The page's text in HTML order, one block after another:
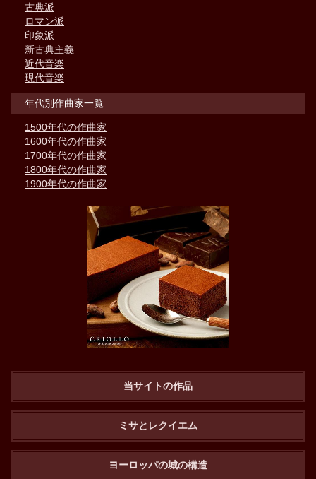
古典派
ロマン派
印象派
新古典主義
近代音楽
現代音楽
年代別作曲家一覧
1500年代の作曲家
1600年代の作曲家
1700年代の作曲家
1800年代の作曲家
1900年代の作曲家
当サイトの作品
ミサとレクイエム
ヨーロッパの城の構造